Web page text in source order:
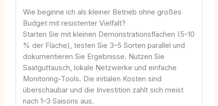
Wie beginne ich als kleiner Betrieb ohne großes
Budget mit resistenter Vielfalt?
Starten Sie mit kleinen Demonstrationsflächen (5–10
% der Fläche), testen Sie 3–5 Sorten parallel und
dokumentieren Sie Ergebnisse. Nutzen Sie
Saatguttausch, lokale Netzwerke und einfache
Monitoring-Tools. Die initialen Kosten sind
überschaubar und die Investition zahlt sich meist
nach 1–3 Saisons aus.